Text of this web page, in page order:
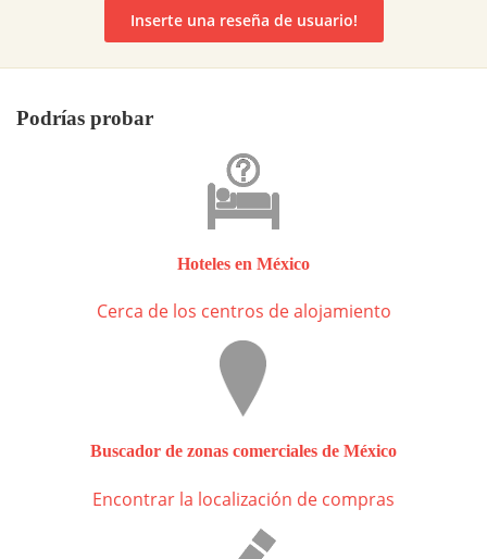
Inserte una reseña de usuario!
Podrías probar
Hoteles en México
Cerca de los centros de alojamiento
Buscador de zonas comerciales de México
Encontrar la localización de compras